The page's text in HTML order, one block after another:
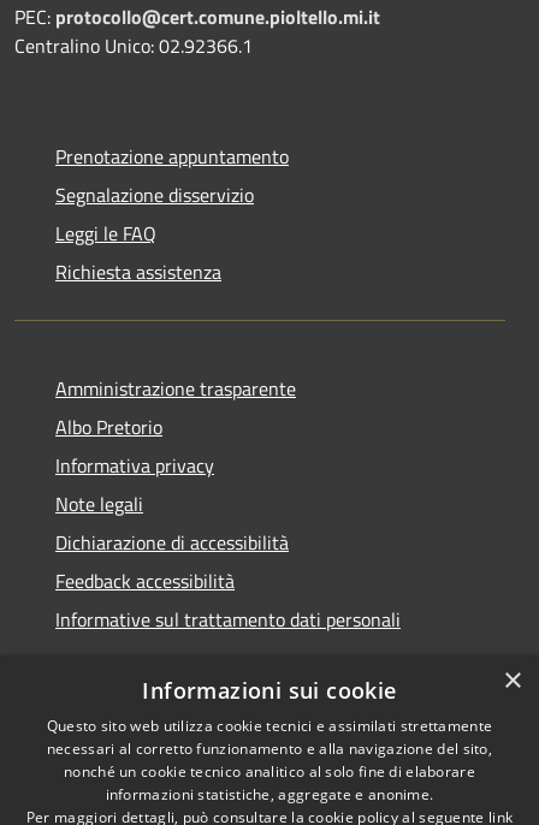
PEC: protocollo@cert.comune.pioltello.mi.it
Centralino Unico: 02.92366.1
Prenotazione appuntamento
Segnalazione disservizio
Leggi le FAQ
Richiesta assistenza
Amministrazione trasparente
Albo Pretorio
Informativa privacy
Note legali
Dichiarazione di accessibilità
Feedback accessibilità
Informative sul trattamento dati personali
RSS
Accessibilità
Copyright © 2026 • Comune di
Pioltello • Powered by
Municipium•Accesso
×
Informazioni sui cookie
Questo sito web utilizza cookie tecnici e assimilati strettamente
necessari al corretto funzionamento e alla navigazione del sito,
nonché un cookie tecnico analitico al solo fine di elaborare
informazioni statistiche, aggregate e anonime.
Per maggiori dettagli, può consultare la cookie policy al seguente link